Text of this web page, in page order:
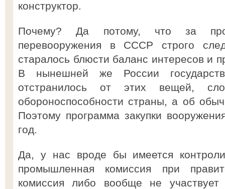
конструктор.
Почему? Да потому, что за
перевооружения в СССР строго
старалось блюсти баланс интересов и
В нынешней же России
отстранилось от этих вещей,
обороноспособности страны, а об
Поэтому программа закупки
год.
Да, у нас вроде бы имеется
промышленная комиссия при
комиссия либо вообще не